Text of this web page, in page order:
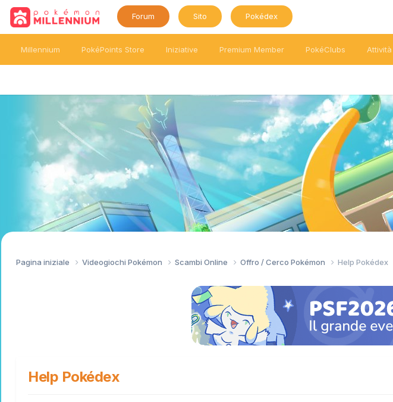
Forum Sito Pokédex
Millennium PokéPoints Store Iniziative Premium Member PokéClubs Attività
Pagina iniziale Videogiochi Pokémon Scambi Online Offro / Cerco Pokémon Help Pokédex
Help Pokédex